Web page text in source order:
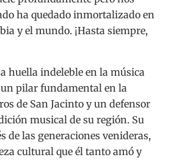
ha quedado inmortalizado en
y el mundo. ¡Hasta siempre,
huella indeleble en la música
pilar fundamental en la
de San Jacinto y un defensor
musical de su región. Su
de las generaciones venideras,
cultural que él tanto amó y